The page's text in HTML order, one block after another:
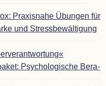
Pra­xis­nahe Übun­gen für
und Stressbewältigung
Psy­cho­lo­gi­sche Bera­